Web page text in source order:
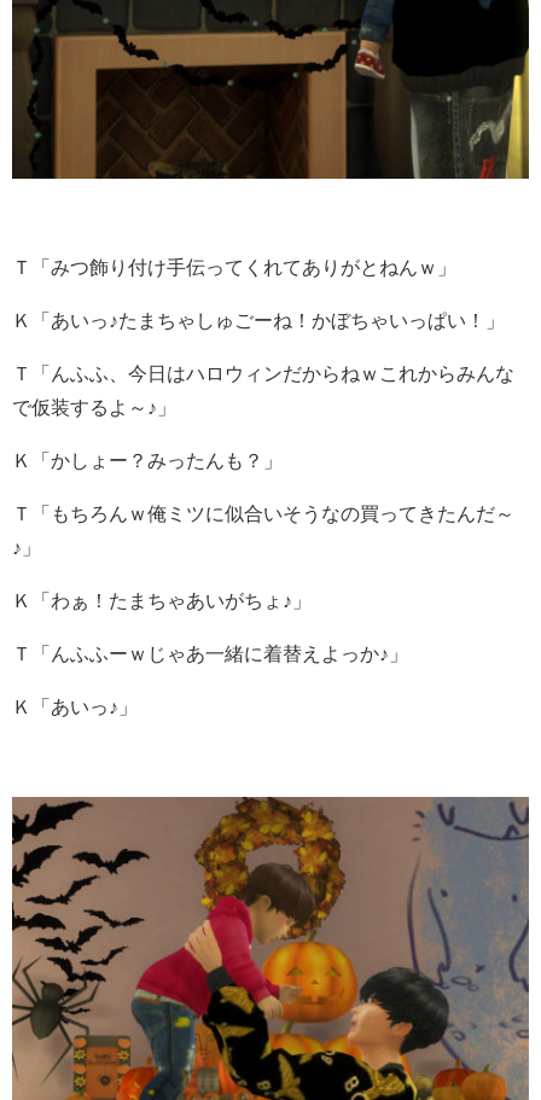
Ｔ「みつ飾り付け手伝ってくれてありがとねんｗ」
Ｋ「あいっ♪たまちゃしゅごーね！かぼちゃいっぱい！」
Ｔ「んふふ、今日はハロウィンだからねｗこれからみんな
で仮装するよ～♪」
Ｋ「かしょー？みったんも？」
Ｔ「もちろんｗ俺ミツに似合いそうなの買ってきたんだ～
♪」
Ｋ「わぁ！たまちゃあいがちょ♪」
Ｔ「んふふーｗじゃあ一緒に着替えよっか♪」
Ｋ「あいっ♪」